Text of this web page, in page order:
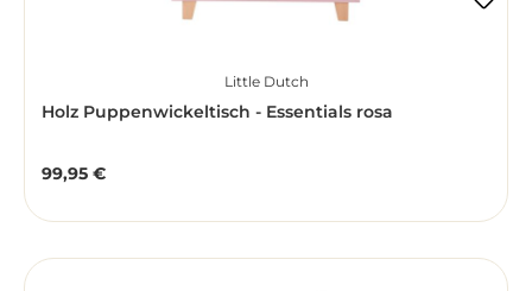
Little Dutch
Holz Puppenwickeltisch - Essentials rosa
Regulärer Preis:
99,95 €